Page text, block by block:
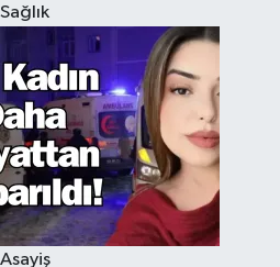
Sağlık
Asayiş